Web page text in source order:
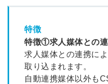
特徴
特徴①求人媒体との
求人媒体との連携に
取り込まれます。
自動連携媒体以外も